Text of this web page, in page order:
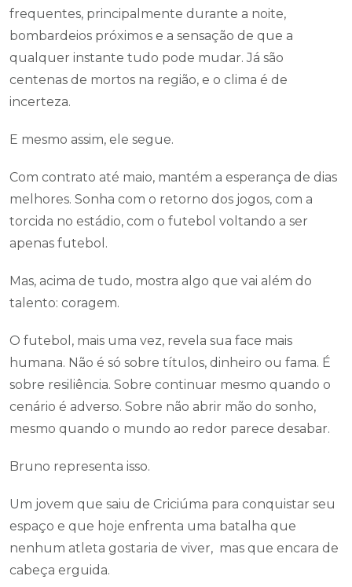
frequentes, principalmente durante a noite,
bombardeios próximos e a sensação de que a
qualquer instante tudo pode mudar. Já são
centenas de mortos na região, e o clima é de
incerteza.
E mesmo assim, ele segue.
Com contrato até maio, mantém a esperança de dias
melhores. Sonha com o retorno dos jogos, com a
torcida no estádio, com o futebol voltando a ser
apenas futebol.
Mas, acima de tudo, mostra algo que vai além do
talento: coragem.
O futebol, mais uma vez, revela sua face mais
humana. Não é só sobre títulos, dinheiro ou fama. É
sobre resiliência. Sobre continuar mesmo quando o
cenário é adverso. Sobre não abrir mão do sonho,
mesmo quando o mundo ao redor parece desabar.
Bruno representa isso.
Um jovem que saiu de Criciúma para conquistar seu
espaço e que hoje enfrenta uma batalha que
nenhum atleta gostaria de viver, mas que encara de
cabeça erguida.